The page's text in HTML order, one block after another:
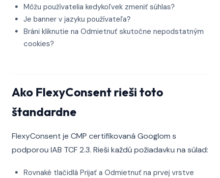
Môžu používatelia kedykoľvek zmeniť súhlas?
Je banner v jazyku používateľa?
Bráni kliknutie na Odmietnuť skutočne nepodstatným
cookies?
Ako FlexyConsent rieši toto
štandardne
FlexyConsent je CMP certifikovaná Googlom s
podporou IAB TCF 2.3. Rieši každú požiadavku na súlad:
Rovnaké tlačidlá Prijať a Odmietnuť na prvej vrstve